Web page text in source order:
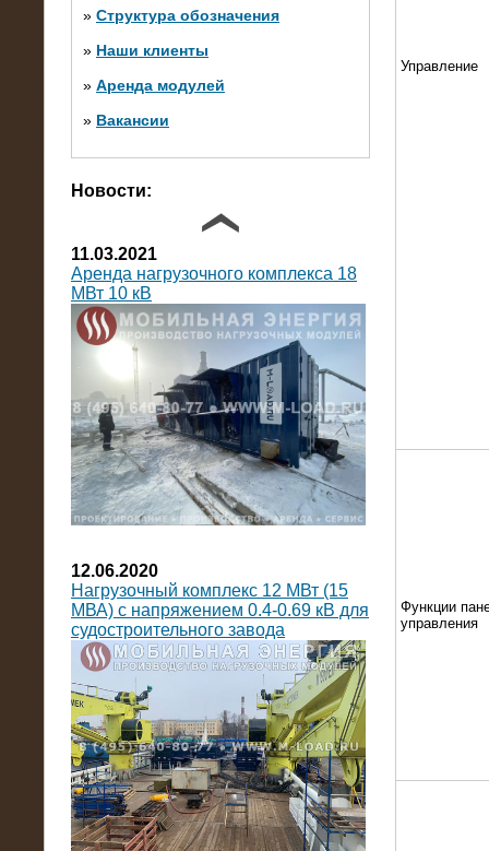
» Структура обозначения
» Наши клиенты
» Аренда модулей
» Вакансии
Новости:
11.03.2021
Аренда нагрузочного комплекса 18
МВт 10 кВ
12.06.2020
Нагрузочный комплекс 12 МВт (15
МВА) с напряжением 0.4-0.69 кВ для
судостроительного завода
Управление
Функции
управления